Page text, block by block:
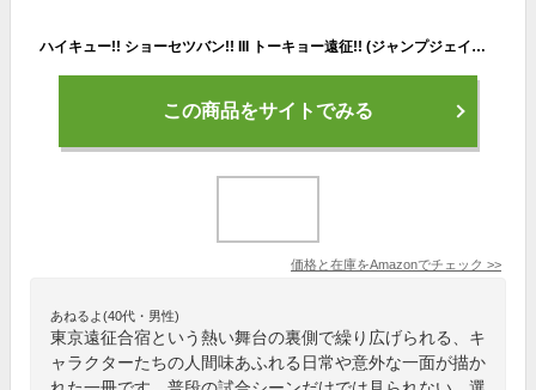
ハイキュー!! ショーセツバン!! III トーキョー遠征!! (ジャンプジェイブックスDIGITAL)
この商品をサイトでみる
価格と在庫をAmazonでチェック >>
あねるよ(40代・男性)
東京遠征合宿という熱い舞台の裏側で繰り広げられる、キ
ャラクターたちの人間味あふれる日常や意外な一面が描か